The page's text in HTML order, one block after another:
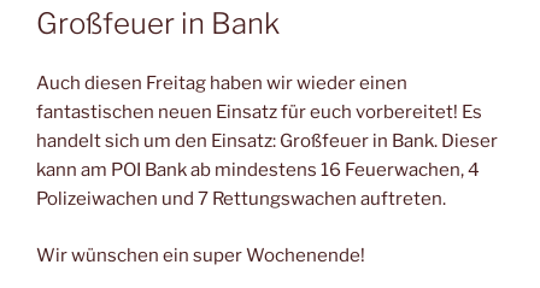
AM
Großfeuer in Bank
Auch diesen Freitag haben wir wieder einen
fantastischen neuen Einsatz für euch vorbereitet! Es
handelt sich um den Einsatz: Großfeuer in Bank. Dieser
kann am POI Bank ab mindestens 16 Feuerwachen, 4
Polizeiwachen und 7 Rettungswachen auftreten.
Wir wünschen ein super Wochenende!